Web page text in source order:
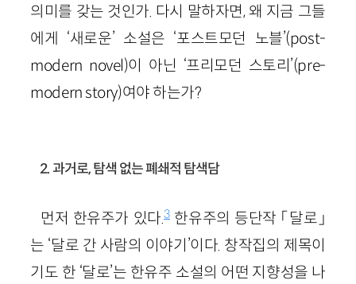
의미를 갖는 것인가. 다시 말하자면, 왜 지금 그들
에게 ‘새로운’ 소설은 ‘포스트모던 노블’(post-
modern novel)이 아닌 ‘프리모던 스토리’(pre-
modern story)여야 하는가?
2. 과거로, 탐색 없는 폐쇄적 탐색담
먼저 한유주가 있다.3한유주의 등단작 「달로」
는 ‘달로 간 사람의 이야기’이다. 창작집의 제목이
기도 한 ‘달로’는 한유주 소설의 어떤 지향성을 나